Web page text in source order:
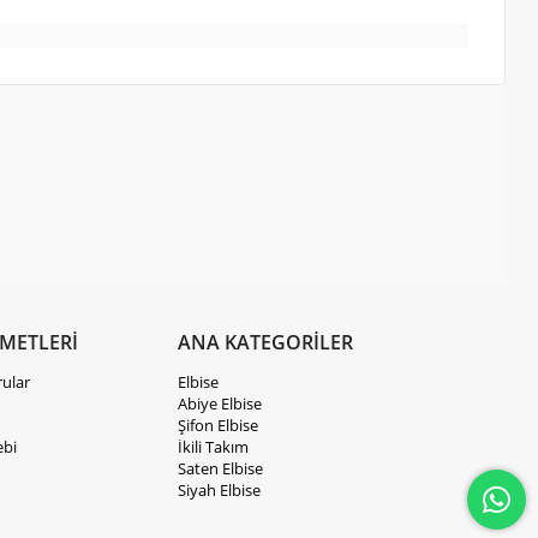
ANA KATEGORİLER
Elbise
Abiye Elbise
Şifon Elbise
İkili Takım
Saten Elbise
Siyah Elbise